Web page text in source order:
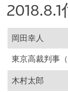
岡田幸人
東京高裁判事
木村太郎